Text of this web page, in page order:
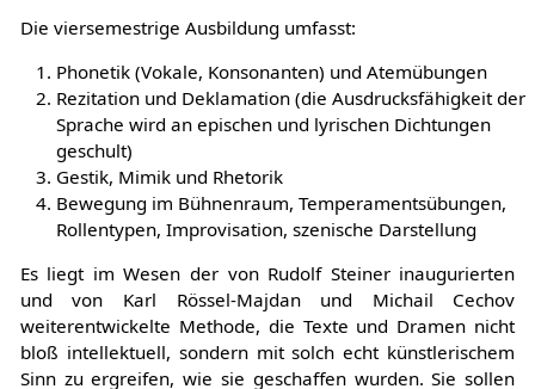
Phonetik (Vokale, Konsonanten) und Atemübungen
Rezitation und Deklamation (die Ausdrucksfähigkeit der
Sprache wird an epischen und lyrischen Dichtungen
geschult)
Gestik, Mimik und Rhetorik
Bewegung im Bühnenraum, Temperamentsübungen,
Es liegt im Wesen der von Rudolf Steiner inaugurierten
und von Karl Rössel-Majdan und Michail Cechov
weiterentwickelte Methode, die Texte und Dramen nicht
bloß intellektuell, sondern mit solch echt künstlerischem